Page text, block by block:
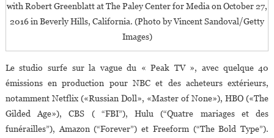
with Robert Greenblatt at The Paley Center for Media on October 27,
2016 in Beverly Hills, California. (Photo by Vincent Sandoval/Getty
Images)
Le studio surfe sur la vague du « Peak TV », avec quelque 40
émissions en production pour NBC et des acheteurs extérieurs,
notamment Netflix («Russian Doll», «Master of None»), HBO («The
Gilded Age»), CBS ( “FBI”), Hulu (“Quatre mariages et des
funérailles”), Amazon (“Forever”) et Freeform (“The Bold Type”).